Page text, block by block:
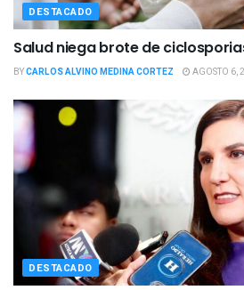
DESTACADO
Salud niega brote de
BYCARLOS ALVINO MEDINA CORTEZ AGOSTO 6,
DESTACADO